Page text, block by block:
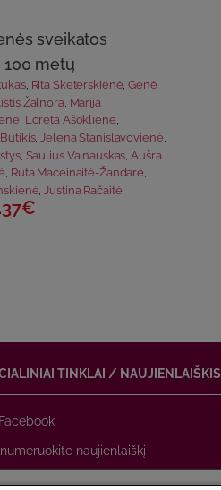
sveikatos
100 metų
, Rita Sketerskienė,Genė
Žalnora Marija
, Loreta Ašoklienė,
, Jelena Stanislavovienė
, Saulius Vainauskas Aušra
, Rūta Maceinaitė-Žandarė,
Justina Račaitė
TINKLAI / NAUJIENLAIŠKIS
Facebook
naujienlaiškį